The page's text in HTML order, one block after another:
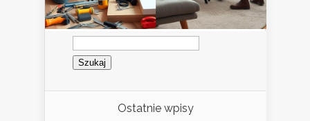
Szukaj:
Ostatnie wpisy